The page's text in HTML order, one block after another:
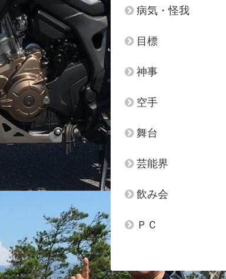
病気・怪我
目標
神事
空手
舞台
芸能界
飲み会
ＰＣ